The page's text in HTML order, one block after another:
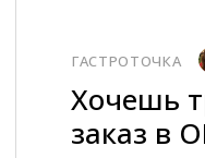
ГАСТРОТОЧКА
Хочешь
заказ в